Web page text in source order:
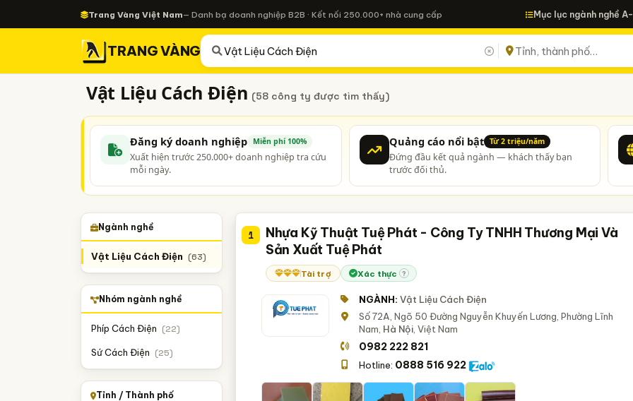
Trang Vàng Việt Nam— Danh bạ doanh nghiệp B2B · Kết nối 250.000+ nhà cung cấp Mục lục ngành nghề
TRANG VÀNG
Vật Liệu Cách Điện (58 công ty được tìm thấy)
Đăng ký doanh nghiệp Miễn phí 100%
Xuất hiện trước 250.000+ doanh nghiệp tra cứu
mỗi ngày.
Quảng cáo nổi bật Từ 2 triệu/năm
Đứng đầu kết quả ngành — khách thấy bạn
trước đối thủ.
Ngành nghề
Vật Liệu Cách Điện (63)
Nhóm ngành nghề
Phíp Cách Điện (22)
Sứ Cách Điện (25)
Tỉnh / Thành phố
1
Nhựa Kỹ Thuật Tuệ Phát - Công Ty TNHH Thương Mại Và
Sản Xuất Tuệ Phát
Tài trợ Xác thực ?
NGÀNH: Vật Liệu Cách Điện
Số 72A, Ngõ 50 Đường Nguyễn Khuyến Lương, Phường Lĩnh
Nam, Hà Nội, Việt Nam
0982 222 821
Hotline: 0888 516 922